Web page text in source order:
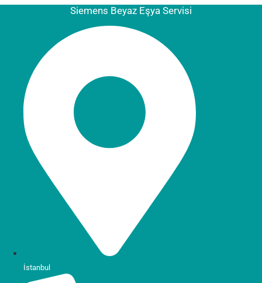
Siemens Beyaz Eşya Servisi
İstanbul